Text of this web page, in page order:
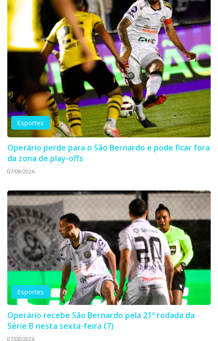
Esportes
Operário perde para o São Bernardo e pode ficar fora
da zona de play-offs
07/08/2026
Esportes
Operário recebe São Bernardo pela 21ª rodada da
Série B nesta sexta-feira (7)
07/08/2026